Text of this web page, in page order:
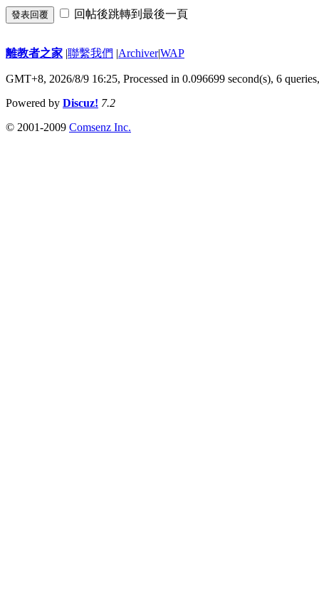
發表回覆 回帖後跳轉到最後一頁
離教者之家 |聯繫我們 |Archiver|WAP
GMT+8, 2026/8/9 16:25, Processed in 0.096699 second(s), 6
Powered by Discuz! 7.2
© 2001-2009 Comsenz Inc.